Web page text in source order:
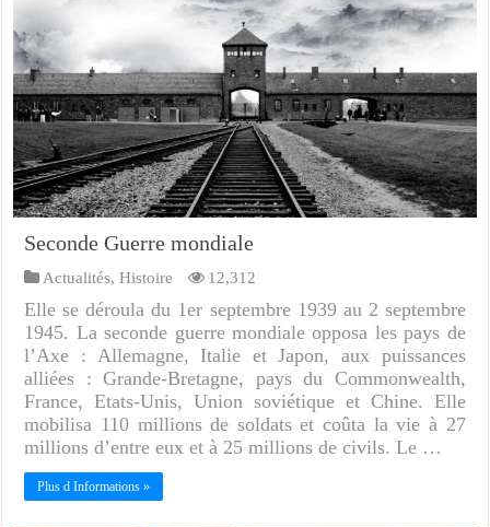
Seconde Guerre mondiale
Actualités,Histoire 12,312
Elle se déroula du 1er septembre 1939 au 2 septembre
1945. La seconde guerre mondiale opposa les pays de
l’Axe : Allemagne, Italie et Japon, aux puissances
alliées : Grande-Bretagne, pays du Commonwealth,
France, Etats-Unis, Union soviétique et Chine. Elle
mobilisa 110 millions de soldats et coûta la vie à 27
millions d’entre eux et à 25 millions de civils. Le …
Plus d Informations »